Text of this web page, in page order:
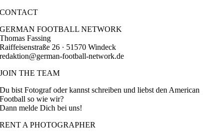
CONTACT
GERMAN FOOTBALL NETWORK
Thomas Fassing
Raiffeisenstraße 26 · 51570 Windeck
redaktion@german-football-network.de
JOIN THE TEAM
Du bist Fotograf oder kannst schreiben und liebst den American
Football so wie wir?
Dann melde Dich bei uns!
RENT A PHOTOGRAPHER